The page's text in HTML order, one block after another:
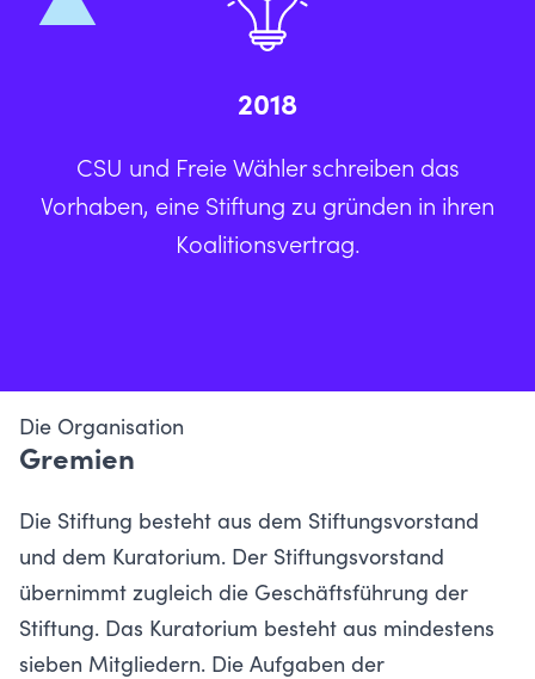
2018
CSU und Freie Wähler schreiben das
Vorhaben, eine Stiftung zu gründen in ihren
Koalitionsvertrag.
Die Organisation
Gremien
Die Stiftung besteht aus dem Stiftungsvorstand
und dem Kuratorium. Der Stiftungsvorstand
übernimmt zugleich die Geschäftsführung der
Stiftung. Das Kuratorium besteht aus mindestens
sieben Mitgliedern. Die Aufgaben der